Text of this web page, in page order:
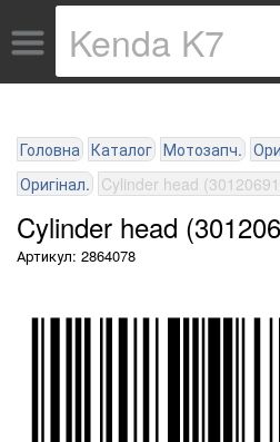
Головна Каталог Мотозапч.
Оригінал. Cylinder head
Cylinder head
Артикул: 2864078